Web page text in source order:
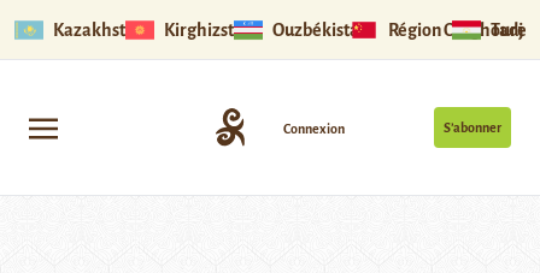
Kazakhstan Kirghizstan Ouzbékistan Région Ouïghoure
S’abonner
Connexion